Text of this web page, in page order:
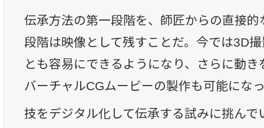
伝承方法の第一段階を、師匠からの直接
段階は映像として残すことだ。今では3D
とも容易にできるようになり、さらに動
バーチャルCGムービーの製作も可能にな
技をデジタル化して伝承する試みに挑ん